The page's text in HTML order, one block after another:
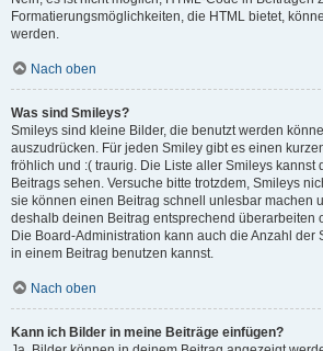
Formatierungsmöglichkeiten, die HTML bietet,
werden.
Nach oben
Was sind Smileys?
Smileys sind kleine Bilder, die benutzt werden
auszudrücken. Für jeden Smiley gibt es einen
fröhlich und :( traurig. Die Liste aller Smileys kannst
Beitrags sehen. Versuche bitte trotzdem, Smileys
sie können einen Beitrag schnell unlesbar machen
deshalb deinen Beitrag entsprechend überarbeiten
Die Board-Administration kann auch die Anzahl der
in einem Beitrag benutzen kannst.
Nach oben
Kann ich Bilder in meine Beiträge einfügen?